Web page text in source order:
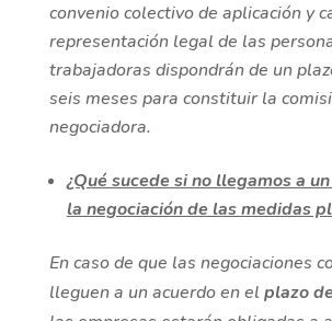
convenio colectivo de aplicación y
representación legal de las
trabajadoras dispondrán de un
seis meses para constituir la
negociadora.
¿Qué sucede si no llegamos a
la negociación de las medidas
En caso de que las negociaciones
lleguen a un acuerdo en el plazo